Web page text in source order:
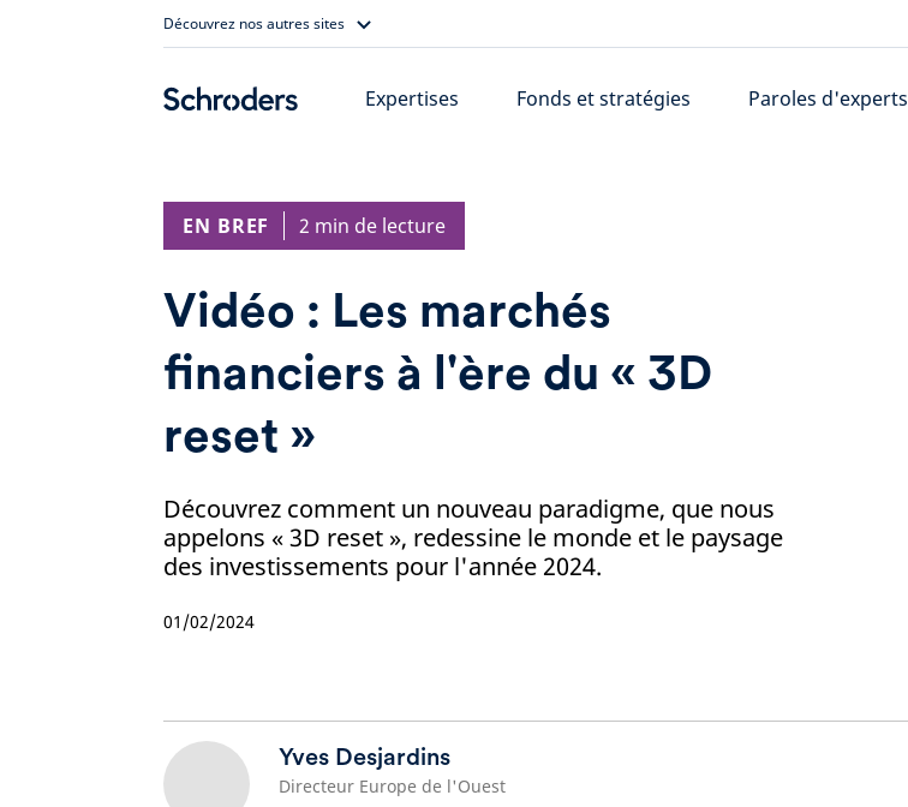
Découvrez nos autres sites
Expertises Fonds et stratégies Paroles d'experts
EN BREF 2 min de lecture
Vidéo : Les marchés
financiers à l'ère du « 3D
reset »
Découvrez comment un nouveau paradigme, que nous
appelons « 3D reset », redessine le monde et le paysage
des investissements pour l'année 2024.
01/02/2024
Yves Desjardins
Directeur Europe de l'Ouest